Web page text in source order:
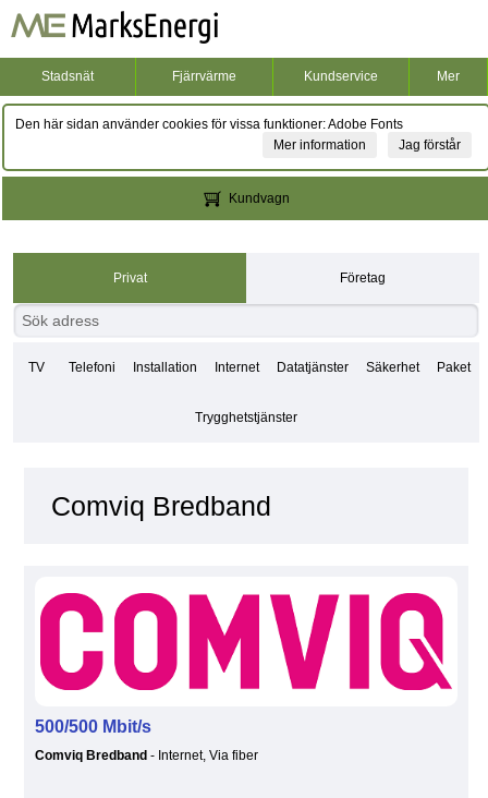
Stadsnät Fjärrvärme Kundservice Mer
Den här sidan använder cookies för vissa funktioner: Adobe Fonts
Jag förstår
Mer information
Kundvagn
Privat Företag
TV Telefoni Installation Internet Datatjänster Säkerhet Paket
Trygghetstjänster
Comviq Bredband
500/500 Mbit/s
Comviq Bredband - Internet, Via fiber